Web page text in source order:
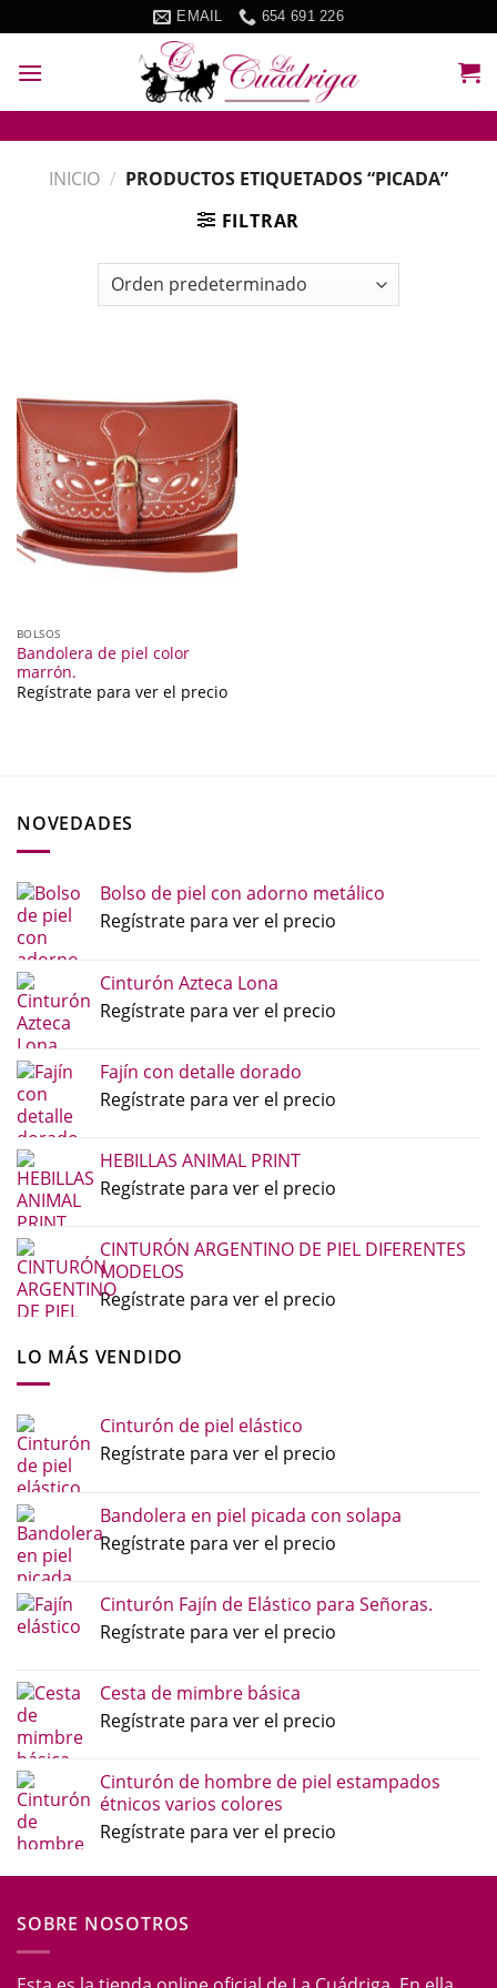
to
content
EMAIL 654 691 226
INICIO / PRODUCTOS ETIQUETADOS “PICADA”
FILTRAR
BOLSOS
Bandolera de piel color
marrón.
Regístrate para ver el precio
NOVEDADES
Bolso de piel con adorno metálico
Regístrate para ver el precio
Cinturón Azteca Lona
Regístrate para ver el precio
Fajín con detalle dorado
Regístrate para ver el precio
HEBILLAS ANIMAL PRINT
Regístrate para ver el precio
CINTURÓN ARGENTINO DE PIEL DIFERENTES
MODELOS
Regístrate para ver el precio
LO MÁS VENDIDO
Cinturón de piel elástico
Regístrate para ver el precio
Bandolera en piel picada con solapa
Regístrate para ver el precio
Cinturón Fajín de Elástico para Señoras.
Regístrate para ver el precio
Cesta de mimbre básica
Regístrate para ver el precio
Cinturón de hombre de piel estampados
étnicos varios colores
Regístrate para ver el precio
SOBRE NOSOTROS